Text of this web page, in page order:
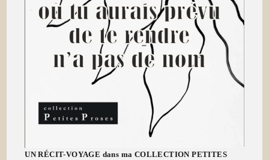
UN RÉCIT-VOYAGE dans ma COLLECTION PETITES